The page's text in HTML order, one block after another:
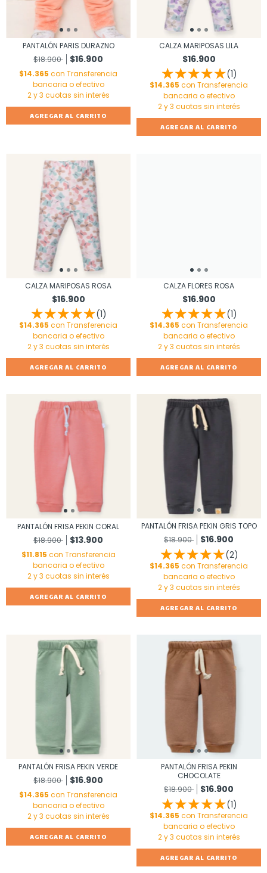
PANTALÓN PARIS DURAZNO
$18.900
$16.900
$14.365 con Transferencia
bancaria o efectivo
AGREGAR AL CARRITO
CALZA MARIPOSAS LILA
$16.900
(1)
$14.365 con Transferencia
bancaria o efectivo
AGREGAR AL CARRITO
CALZA MARIPOSAS ROSA
$16.900
(1)
$14.365 con Transferencia
bancaria o efectivo
AGREGAR AL CARRITO
CALZA FLORES ROSA
$16.900
(1)
$14.365 con Transferencia
bancaria o efectivo
AGREGAR AL CARRITO
PANTALÓN FRISA PEKIN CORAL
$18.900
$13.900
$11.815 con Transferencia
bancaria o efectivo
AGREGAR AL CARRITO
PANTALÓN FRISA PEKIN GRIS TOPO
$18.900
$16.900
(2)
$14.365 con Transferencia
bancaria o efectivo
AGREGAR AL CARRITO
PANTALÓN FRISA PEKIN VERDE
$18.900
$16.900
$14.365 con Transferencia
bancaria o efectivo
AGREGAR AL CARRITO
PANTALÓN FRISA PEKIN
CHOCOLATE
$18.900
$16.900
(1)
$14.365 con Transferencia
bancaria o efectivo
AGREGAR AL CARRITO